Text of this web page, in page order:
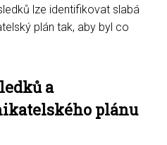
lze identifikovat slabá
plán tak, aby byl co
a
plánu